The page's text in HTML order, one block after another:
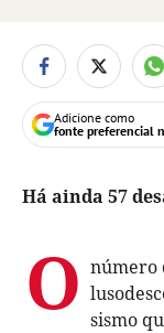
Adicione como
fonte preferencial
Há ainda 57
O número
sismo